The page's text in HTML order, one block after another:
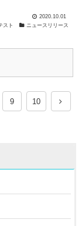
2020.10.01
スト ニュースリリース
9 10